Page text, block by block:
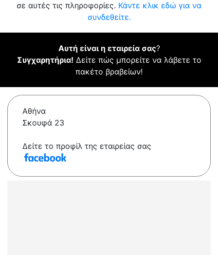
σε αυτές τις πληροφορίες. Κάντε κλικ εδώ για να
συνδεθείτε.
Αυτή είναι η εταιρεία σας?
Συγχαρητήρια! Δείτε πώς μπορείτε να λάβετε το
πακέτο βραβείων!
Αθήνα
Σκουφά 23
Δείτε το προφίλ της εταιρείας σας